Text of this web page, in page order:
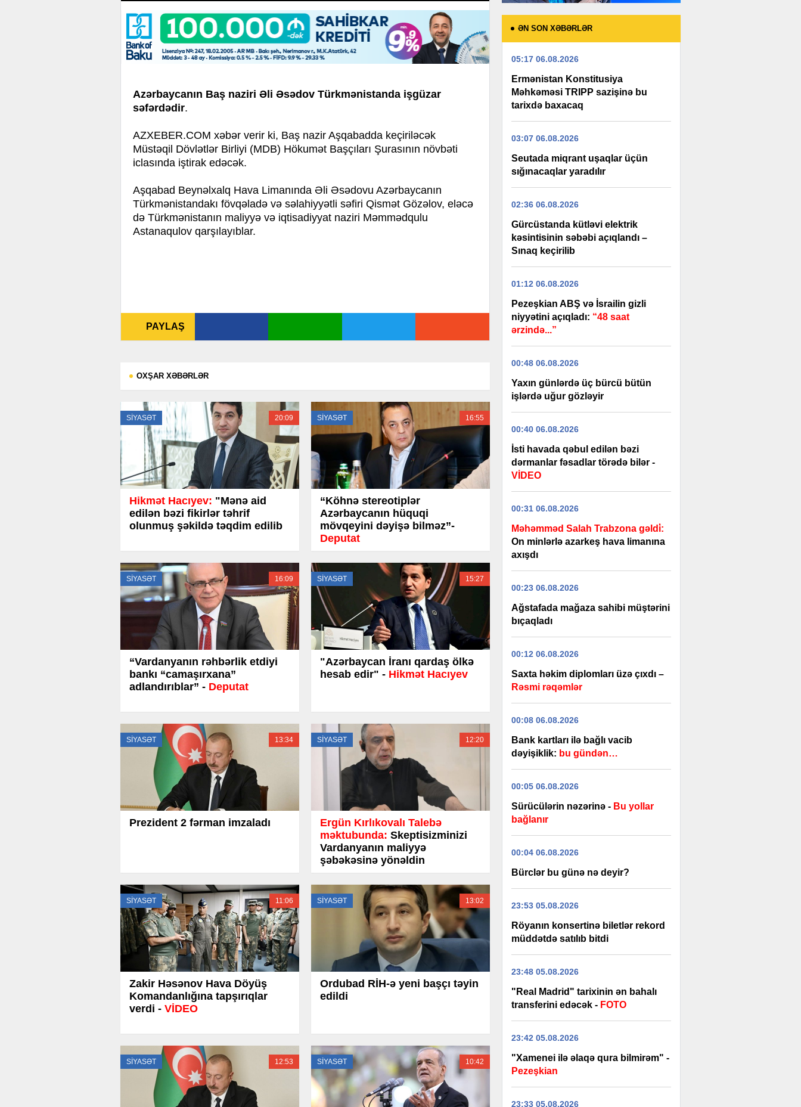
Azərbaycanın Baş naziri Əli Əsədov Türkmənistanda işgüzar
səfərdədir.
AZXEBER.COM xəbər verir ki, Baş nazir Aşqabadda keçiriləcək
Müstəqil Dövlətlər Birliyi (MDB) Hökumət Başçıları Şurasının növbəti
iclasında iştirak edəcək.
Aşqabad Beynəlxalq Hava Limanında Əli Əsədovu Azərbaycanın
Türkmənistandakı fövqəladə və səlahiyyətli səfiri Qismət Gözəlov, eləcə
də Türkmənistanın maliyyə və iqtisadiyyat naziri Məmmədqulu
Astanaqulov qarşılayıblar.
PAYLAŞ
OXŞAR XƏBƏRLƏR
SİYASƏT 20:09
Hikmət Hacıyev: "Mənə aid
edilən bəzi fikirlər təhrif
olunmuş şəkildə təqdim edilib
SİYASƏT 16:55
“Köhnə stereotiplər
Azərbaycanın hüquqi
mövqeyini dəyişə bilməz”-
Deputat
SİYASƏT 16:09
“Vardanyanın rəhbərlik etdiyi
bankı “camaşırxana”
adlandırıblar” - Deputat
SİYASƏT 15:27
"Azərbaycan İranı qardaş ölkə
hesab edir" - Hikmət Hacıyev
SİYASƏT 13:34
Prezident 2 fərman imzaladı
SİYASƏT 12:20
Ergün Kırlıkovalı Talebə
məktubunda: Skeptisizminizi
Vardanyanın maliyyə
şəbəkəsinə yönəldin
SİYASƏT 11:06
Zakir Həsənov Hava Döyüş
Komandanlığına tapşırıqlar
verdi - VİDEO
SİYASƏT 13:02
Ordubad RİH-ə yeni başçı təyin
edildi
SİYASƏT 12:53 SİYASƏT 10:42
ƏN SON XƏBƏRLƏR
05:17 06.08.2026
Ermənistan Konstitusiya
Məhkəməsi TRIPP sazişinə bu
tarixdə baxacaq
03:07 06.08.2026
Seutada miqrant uşaqlar üçün
sığınacaqlar yaradılır
02:36 06.08.2026
Gürcüstanda kütləvi elektrik
kəsintisinin səbəbi açıqlandı –
Sınaq keçirilib
01:12 06.08.2026
Pezeşkian ABŞ və İsrailin gizli
niyyətini açıqladı: “48 saat
ərzində...”
00:48 06.08.2026
Yaxın günlərdə üç bürcü bütün
işlərdə uğur gözləyir
00:40 06.08.2026
İsti havada qəbul edilən bəzi
dərmanlar fəsadlar törədə bilər -
VİDEO
00:31 06.08.2026
Məhəmməd Salah Trabzona gəldi̇:
On minlərlə azarkeş hava limanına
axışdı
00:23 06.08.2026
Ağstafada mağaza sahibi müştərini
bıçaqladı
00:12 06.08.2026
Saxta həkim diplomları üzə çıxdı –
Rəsmi rəqəmlər
00:08 06.08.2026
Bank kartları ilə bağlı vacib
dəyişiklik: bu gündən…
00:05 06.08.2026
Sürücülərin nəzərinə - Bu yollar
bağlanır
00:04 06.08.2026
Bürclər bu günə nə deyir?
23:53 05.08.2026
Röyanın konsertinə biletlər rekord
müddətdə satılıb bitdi
23:48 05.08.2026
"Real Madrid" tarixinin ən bahalı
transferini edəcək - FOTO
23:42 05.08.2026
"Xamenei ilə əlaqə qura bilmirəm" -
Pezeşkian
23:33 05.08.2026